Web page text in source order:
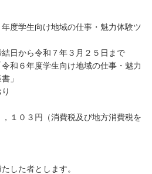
度学生向け地域の仕事・魅力体験ツ
から令和７年３月２５日まで
６年度学生向け地域の仕事・魅力
」
１０３円（消費税及び地方消費税を
した者とします。